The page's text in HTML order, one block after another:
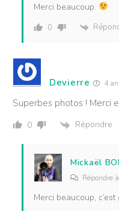
Merci beaucoup.
0
Devierre 4
Superbes photos ! Merci
0 Répondre
Mickaël
Répondre à
Merci beaucoup, c’est